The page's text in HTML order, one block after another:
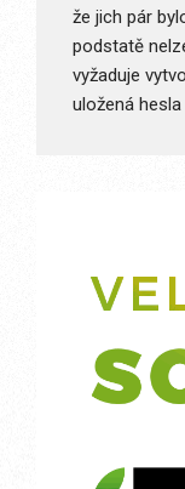
že jich pár
podstatě
vyžaduje
uložená